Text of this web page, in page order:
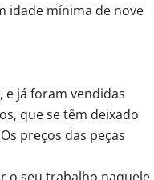
idade mínima de nove
, e já foram vendidas
que se têm deixado
preços das peças